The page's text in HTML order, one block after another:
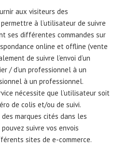
aux visiteurs des
à l’utilisateur de suivre
ses différentes commandes sur
online et offline (vente
de suivre l’envoi d’un
/ d’un professionnel à un
à un professionnel.
nécessite que l’utilisateur soit
de colis et/ou de suivi.
marques cités dans les
suivre vos envois
sites de e-commerce.